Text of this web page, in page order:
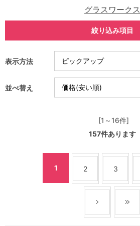
グラスワークス
絞り込み項目
表示方法
並べ替え
[1～16件]
157件あります
1 2 3